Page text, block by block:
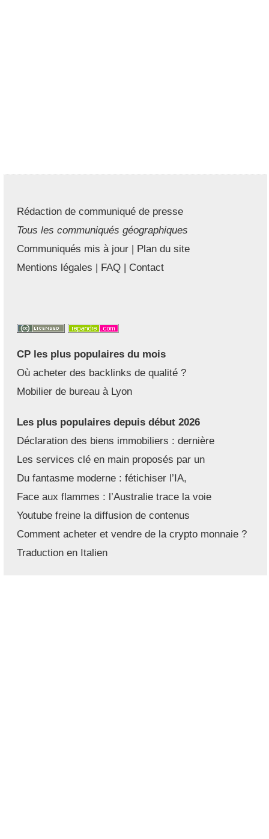
Rédaction de communiqué de presse
Tous les communiqués géographiques
Communiqués mis à jour | Plan du site
Mentions légales | FAQ | Contact
CP les plus populaires du mois
Où acheter des backlinks de qualité ?
Mobilier de bureau à Lyon
Les plus populaires depuis début 2026
Déclaration des biens immobiliers : dernière
Les services clé en main proposés par un
Du fantasme moderne : fétichiser l’IA,
Face aux flammes : l’Australie trace la voie
Youtube freine la diffusion de contenus
Comment acheter et vendre de la crypto monnaie ?
Traduction en Italien